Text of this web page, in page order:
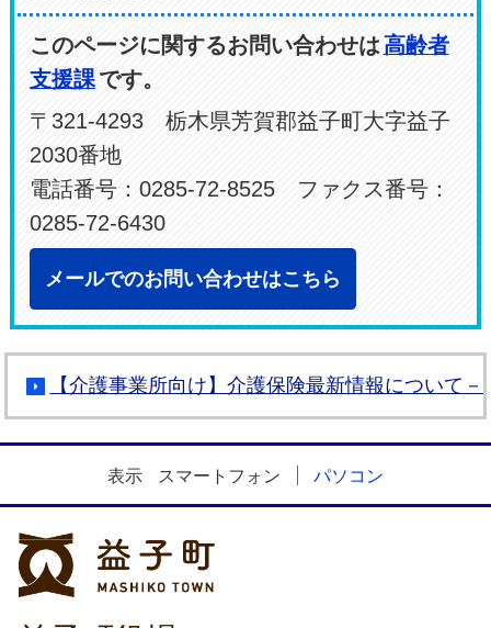
このページに関するお問い合わせは高齢者
支援課です。
〒321-4293 栃木県芳賀郡益子町大字益子
2030番地
電話番号：0285-72-8525 ファクス番号：
0285-72-6430
メールでのお問い合わせはこちら
【介護事業所向け】介護保険最新情報について
表示 スマートフォン パソコン